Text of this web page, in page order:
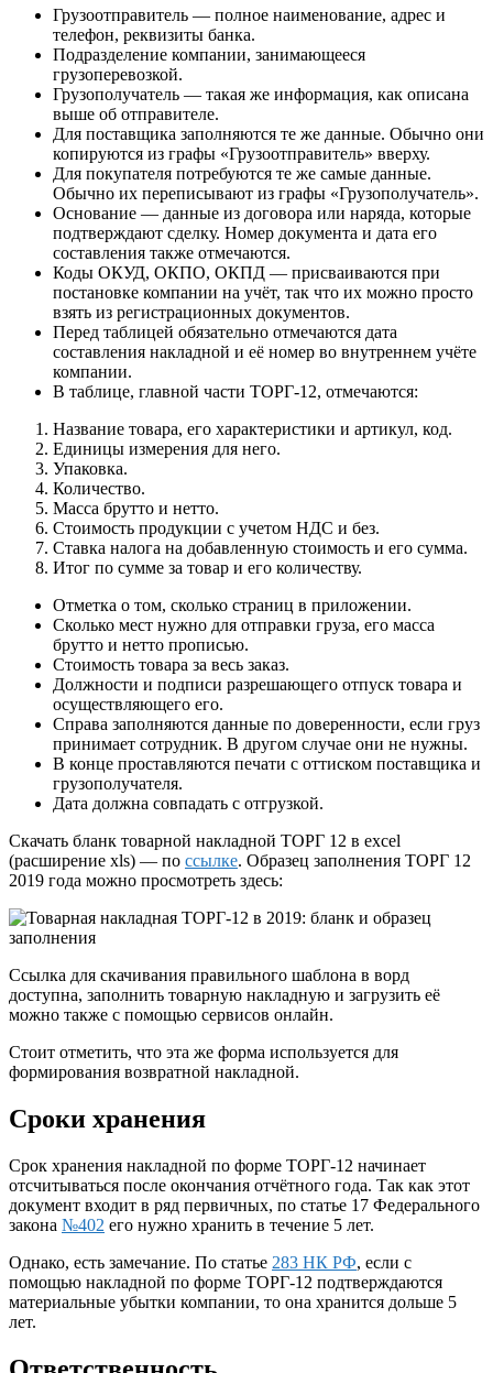
Грузоотправитель — полное наименование, адрес и
телефон, реквизиты банка.
Подразделение компании, занимающееся
грузоперевозкой.
Грузополучатель — такая же информация, как описана
выше об отправителе.
Для поставщика заполняются те же данные. Обычно они
копируются из графы «Грузоотправитель» вверху.
Для покупателя потребуются те же самые данные.
Обычно их переписывают из графы «Грузополучатель».
Основание — данные из договора или наряда, которые
подтверждают сделку. Номер документа и дата его
составления также отмечаются.
Коды ОКУД, ОКПО, ОКПД — присваиваются при
постановке компании на учёт, так что их можно просто
взять из регистрационных документов.
Перед таблицей обязательно отмечаются дата
составления накладной и её номер во внутреннем учёте
компании.
В таблице, главной части ТОРГ-12, отмечаются:
Название товара, его характеристики и артикул, код.
Единицы измерения для него.
Упаковка.
Количество.
Масса брутто и нетто.
Стоимость продукции с учетом НДС и без.
Ставка налога на добавленную стоимость и его сумма.
Итог по сумме за товар и его количеству.
Отметка о том, сколько страниц в приложении.
Сколько мест нужно для отправки груза, его масса
брутто и нетто прописью.
Стоимость товара за весь заказ.
Должности и подписи разрешающего отпуск товара и
осуществляющего его.
Справа заполняются данные по доверенности, если груз
принимает сотрудник. В другом случае они не нужны.
В конце проставляются печати с оттиском поставщика и
грузополучателя.
Дата должна совпадать с отгрузкой.
Скачать бланк товарной накладной ТОРГ 12 в excel
(расширение xls) — по ссылке. Образец заполнения ТОРГ 12
2019 года можно просмотреть здесь:
Ссылка для скачивания правильного шаблона в ворд
доступна, заполнить товарную накладную и загрузить её
можно также с помощью сервисов онлайн.
Стоит отметить, что эта же форма используется для
формирования возвратной накладной.
Сроки хранения
Срок хранения накладной по форме ТОРГ-12 начинает
отсчитываться после окончания отчётного года. Так как этот
документ входит в ряд первичных, по статье 17 Федерального
закона №402 его нужно хранить в течение 5 лет.
Однако, есть замечание. По статье 283 НК РФ, если с
помощью накладной по форме ТОРГ-12 подтверждаются
материальные убытки компании, то она хранится дольше 5
лет.